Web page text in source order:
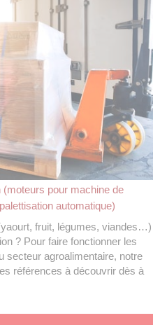
pour machine de
automatique)
fruit, légumes, viandes…)
? Pour faire fonctionner les
secteur agroalimentaire, notre
références à découvrir dès à